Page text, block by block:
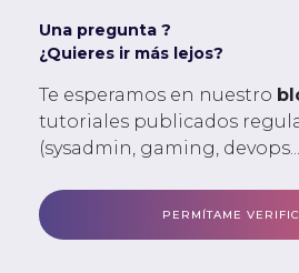
Una pregunta ?
¿Quieres ir más lejos?
Te esperamos en nuestro
tutoriales publicados
(sysadmin, gaming,
PERMÍTAME